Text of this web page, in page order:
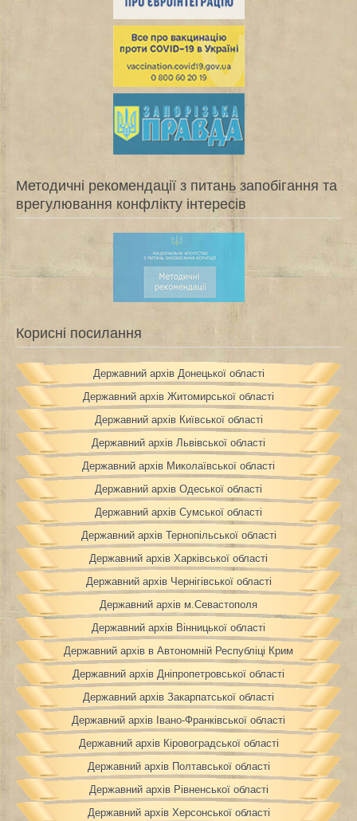
Методичні рекомендації з питань запобігання та
врегулювання конфлікту інтересів
Корисні посилання
Державний архів Донецької області
Державний архів Житомирської області
Державний архів Київської області
Державний архів Львівської області
Державний архів Миколаївської області
Державний архів Одеської області
Державний архів Сумської області
Державний архів Тернопільської області
Державний архів Харківської області
Державний архів Чернігівської області
Державний архів м.Севастополя
Державний архів Вінницької області
Державний архів в Автономній Республіці Крим
Державний архів Дніпропетровської області
Державний архів Закарпатської області
Державний архів Івано-Франківської області
Державний архів Кіровоградської області
Державний архів Полтавської області
Державний архів Рівненської області
Державний архів Херсонської області